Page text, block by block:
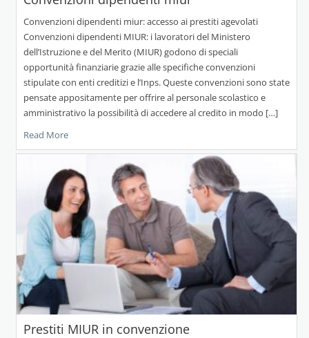
Convenzioni dipendenti miur: accesso ai prestiti agevolati
Convenzioni dipendenti MIUR: i lavoratori del Ministero
dell’Istruzione e del Merito (MIUR) godono di speciali
opportunità finanziarie grazie alle specifiche convenzioni
stipulate con enti creditizi e l’Inps. Queste convenzioni sono state
pensate appositamente per offrire al personale scolastico e
amministrativo la possibilità di accedere al credito in modo […]
Read More
Prestiti MIUR in convenzione